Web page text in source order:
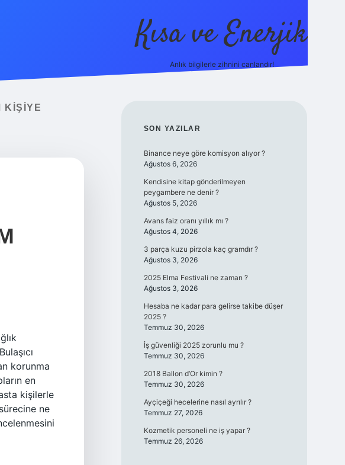
Kısa ve Enerjik
Anlık bilgilerle zihnini canlandır!
KIŞIYE
korunma
en
kişilerle
ne
SIDEBAR
SON YAZILAR
Binance neye göre komisyon alıyor ?
Ağustos 6, 2026
Kendisine kitap gönderilmeyen
peygambere ne denir ?
Ağustos 5, 2026
Avans faiz oranı yıllık mı ?
Ağustos 4, 2026
3 parça kuzu pirzola kaç gramdır ?
Ağustos 3, 2026
2025 Elma Festivali ne zaman ?
Ağustos 3, 2026
Hesaba ne kadar para gelirse takibe düşer
2025 ?
Temmuz 30, 2026
İş güvenliği 2025 zorunlu mu ?
Temmuz 30, 2026
2018 Ballon d’Or kimin ?
Temmuz 30, 2026
Ayçiçeği hecelerine nasıl ayrılır ?
Temmuz 27, 2026
Kozmetik personeli ne iş yapar ?
Temmuz 26, 2026